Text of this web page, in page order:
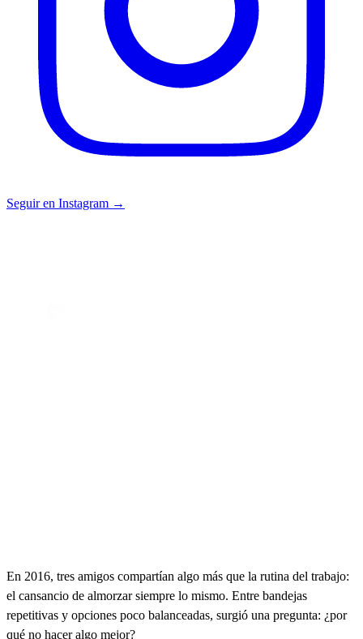
Seguir en Instagram →
En 2016, tres amigos compartían algo más que la rutina del trabajo:
el cansancio de almorzar siempre lo mismo. Entre bandejas
repetitivas y opciones poco balanceadas, surgió una pregunta: ¿por
qué no hacer algo mejor?